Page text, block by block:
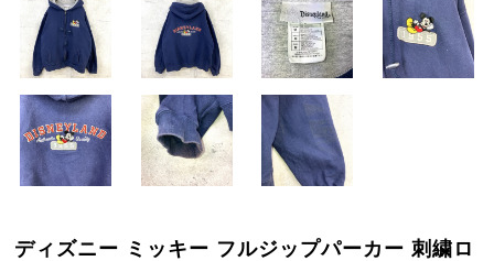
ディズニー ミッキー フルジップパーカー 刺繍ロ